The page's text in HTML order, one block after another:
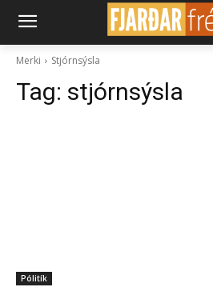
Merki Stjórnsýsla
Tag: stjórnsýsla
Pólitík